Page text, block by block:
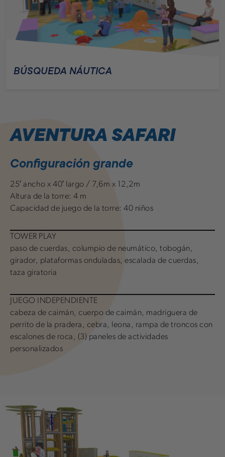
BÚSQUEDA NÁUTICA
AVENTURA SAFARI
Configuración grande
25′ ancho x 40′ largo / 7,6m x 12,2m
Altura de la torre: 4 m
Capacidad de juego de la torre: 40 niños
TOWER PLAY
paso de cuerdas, columpio de neumático, tobogán,
girador, plataformas onduladas, escalada de cuerdas,
taza giratoria
JUEGO INDEPENDIENTE
cabeza de caimán, cuerpo de caimán, madriguera de
perrito de la pradera, cebra, leona, rampa de troncos con
escalones de roca, (3) paneles de actividades
personalizados